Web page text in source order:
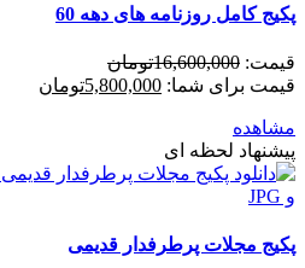
پکیج کامل روزنامه های دهه 60
قیمت: 16,600,000تومان
قیمت برای شما: 5,800,000تومان
مشاهده
پیشنهاد لحظه ای
پکیج مجلات پرطرفدار قدیمی